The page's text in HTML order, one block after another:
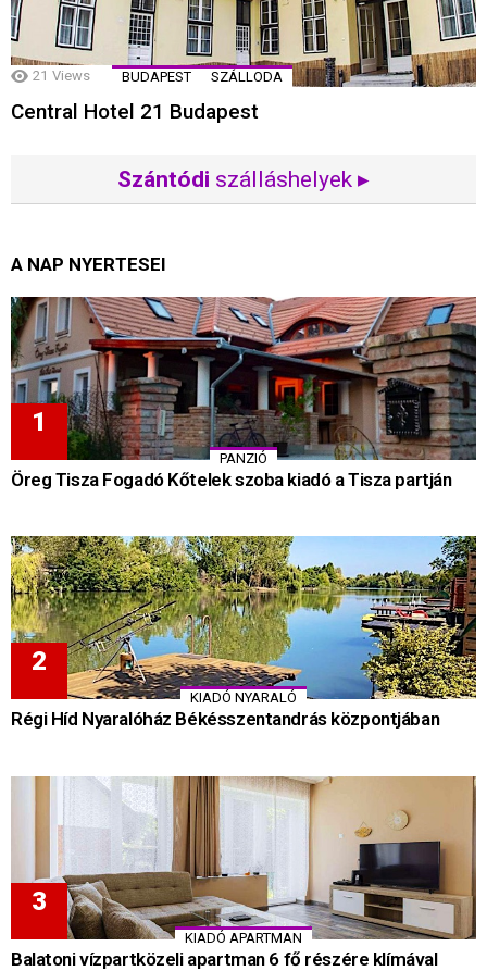
21 Views BUDAPEST SZÁLLODA
Central Hotel 21 Budapest
Szántódi szálláshelyek ▸
A NAP NYERTESEI
PANZIÓ
Öreg Tisza Fogadó Kőtelek szoba kiadó a Tisza partján
KIADÓ NYARALÓ
Régi Híd Nyaralóház Békésszentandrás központjában
KIADÓ APARTMAN
Balatoni vízpartközeli apartman 6 fő részére klímával